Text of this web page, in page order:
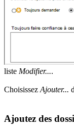
liste Modifier....
Choisissez Ajouter...
Ajoutez des